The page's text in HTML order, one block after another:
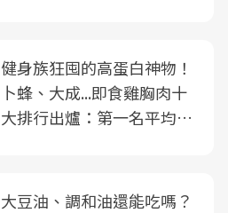
健身族狂囤的高蛋白神物！
卜蜂、大成...即食雞胸肉十
大排行出爐：第一名平均一
大豆油、調和油還能吃嗎？